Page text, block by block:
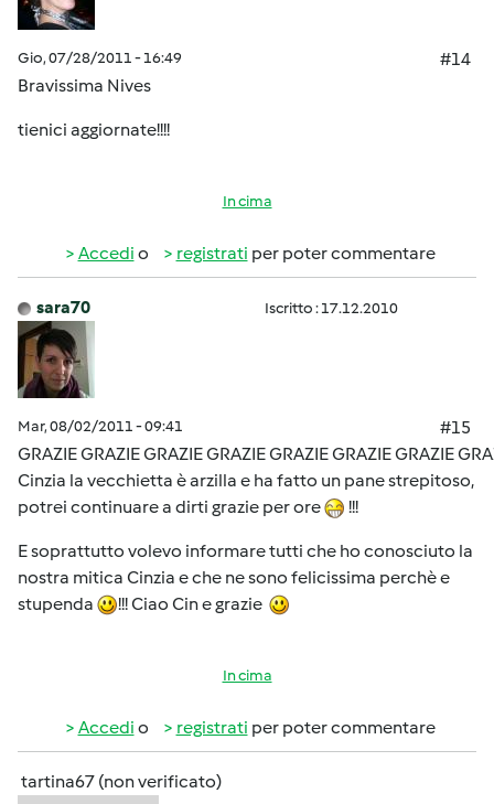
Gio, 07/28/2011 - 16:49
#14
Bravissima Nives
tienici aggiornate!!!!
In cima
Accedi o registrati per poter commentare
sara70 Iscritto : 17.12.2010
Mar, 08/02/2011 - 09:41
#15
GRAZIE GRAZIE GRAZIE GRAZIE GRAZIE GRAZIE GRAZIE
Cinzia la vecchietta è arzilla e ha fatto un pane strepitoso,
potrei continuare a dirti grazie per ore
!!!
E soprattutto volevo informare tutti che ho conosciuto la
nostra mitica Cinzia e che ne sono felicissima perchè e
stupenda
!!! Ciao Cin e grazie
In cima
Accedi o registrati per poter commentare
tartina67 (non verificato)